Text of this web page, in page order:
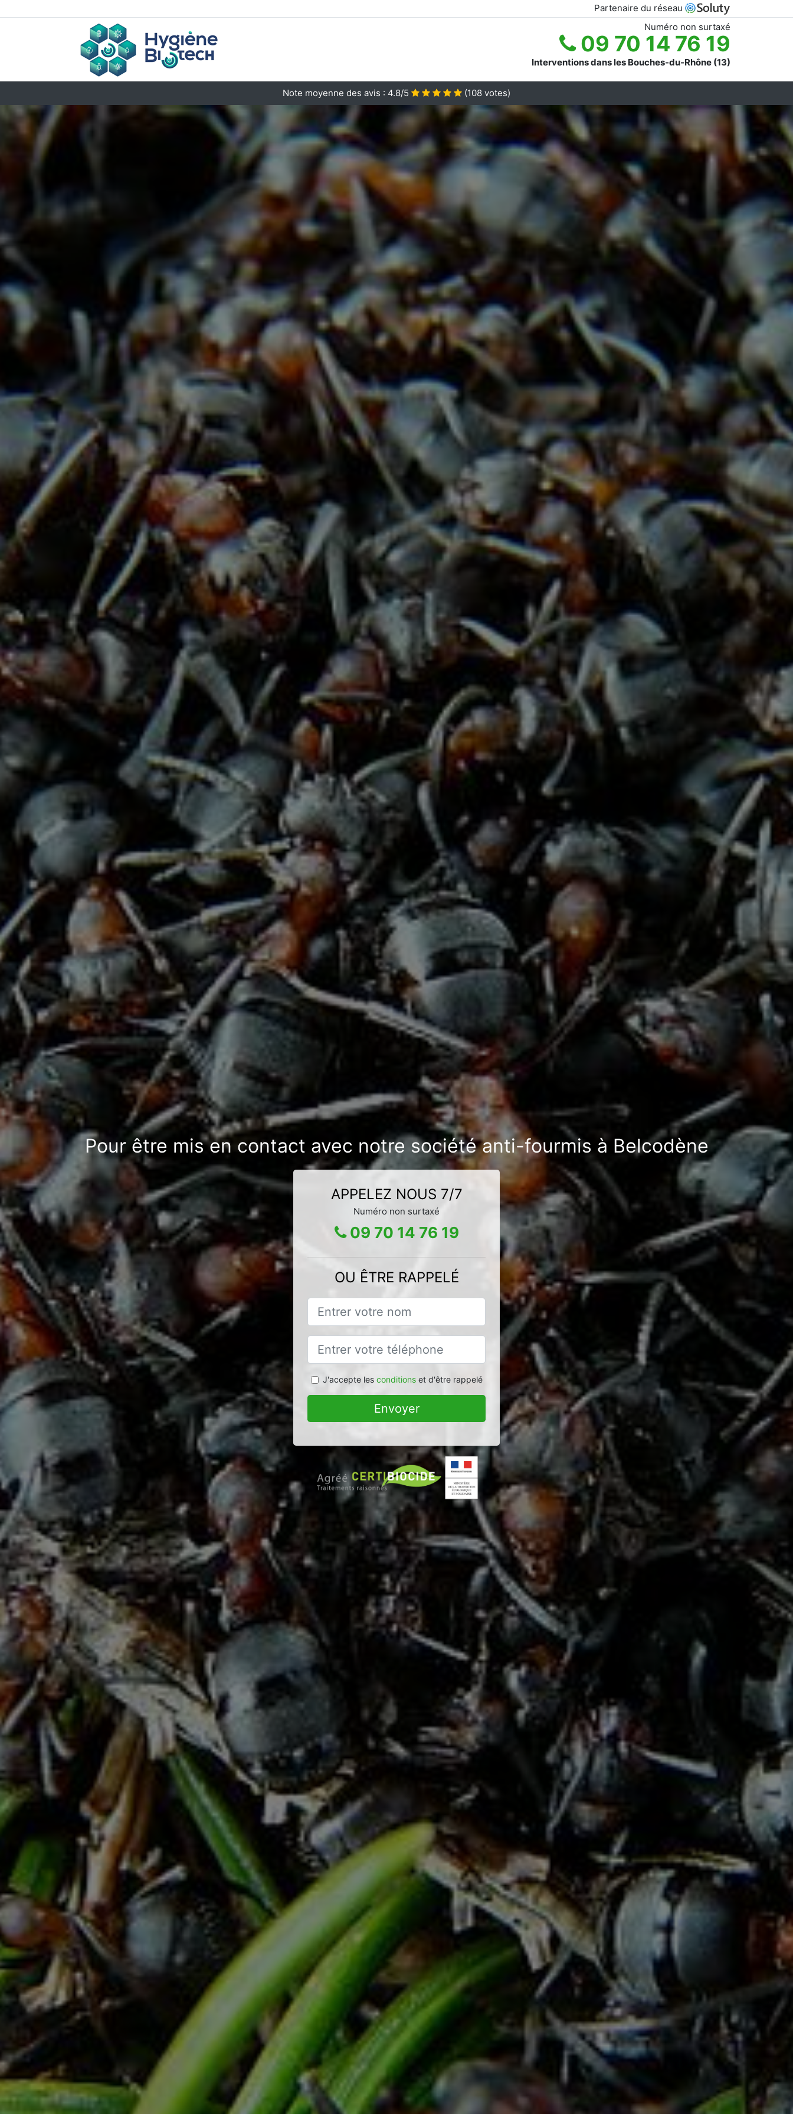
Partenaire du réseau
Numéro non surtaxé
09 70 14 76 19
Interventions dans les Bouches-du-Rhône (13)
Note moyenne des avis : 4.8/5 (108 votes)
Pour être mis en contact avec notre société anti-fourmis à Belcodène
APPELEZ NOUS 7/7
Numéro non surtaxé
09 70 14 76 19
OU ÊTRE RAPPELÉ
J'accepte les conditionset d'être rappelé
Envoyer